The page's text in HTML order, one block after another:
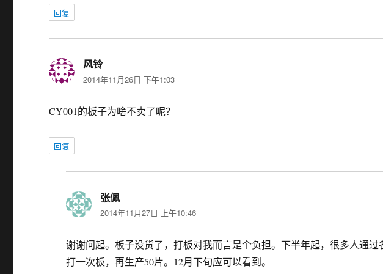
回复
风铃说
道：
2014年11月26日 下午1:03
CY001的板子为啥不卖了呢？
回复
张佩
道：
2014年11月27日 上午10:46
谢谢问起。板子没货了，打板对我而言是个负担。下半年起，很多人通
打一次板，再生产50片。12月下旬应可以看到。